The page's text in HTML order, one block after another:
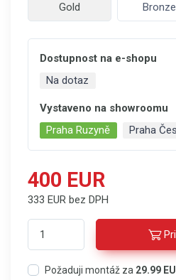
Gold
Bronze
Dostupnost na e-shopu
Na dotaz
Vystaveno na showroomu
Praha Ruzyně
Praha
400 EUR
333 EUR bez DPH
Požaduji montáž za 29.99